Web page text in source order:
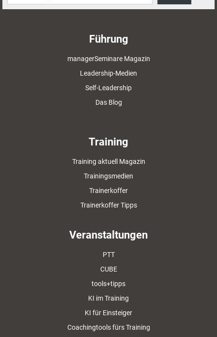
Führung
managerSeminare Magazin
Leadership-Medien
Self-Leadership
Das Blog
Training
Training aktuell Magazin
Trainingsmedien
Trainerkoffer
Trainerkoffer Tipps
Veranstaltungen
PTT
CUBE
tools+tipps
KI im Training
KI für Einsteiger
Coachingtools fürs Training